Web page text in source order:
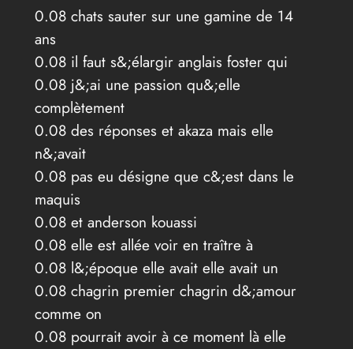
0.08 chats sauter sur une gamine de 14
ans
0.08 il faut s&;élargir anglais foster qui
0.08 j&;ai une passion qu&;elle
complètement
0.08 des réponses et akaza mais elle
n&;avait
0.08 pas eu désigne que c&;est dans le
maquis
0.08 et anderson kouassi
0.08 elle est allée voir en traître à
0.08 l&;époque elle avait elle avait un
0.08 chagrin premier chagrin d&;amour
comme on
0.08 pourrait avoir à ce moment là elle